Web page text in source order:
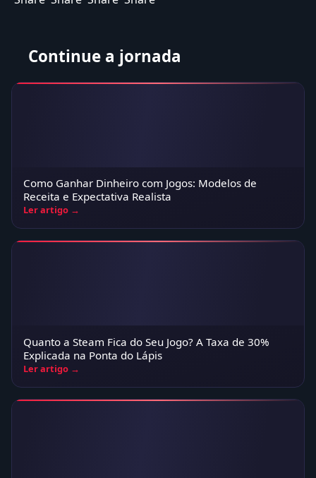
Continue a jornada
Como Ganhar Dinheiro com Jogos: Modelos de
Receita e Expectativa Realista
Ler artigo →
Quanto a Steam Fica do Seu Jogo? A Taxa de 30%
Explicada na Ponta do Lápis
Ler artigo →